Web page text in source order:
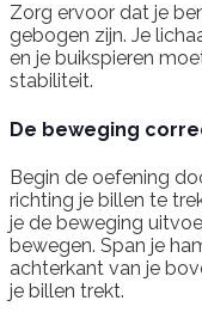
Zorg ervoor dat je
gebogen zijn. Je
en je buikspieren
stabiliteit.
De beweging
Begin de oefening
richting je billen te
je de beweging
bewegen. Span je
achterkant van je
je billen trekt.